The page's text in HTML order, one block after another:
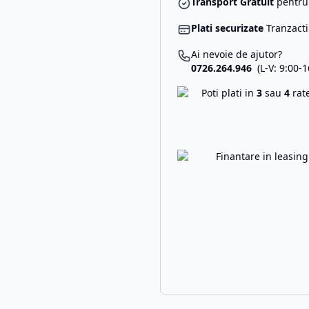
Plati securizate
Ai nevoie de ajutor?
0726.264.946 (L-V: 9:00-
Poti plati in 3 sau 4
Finantare in